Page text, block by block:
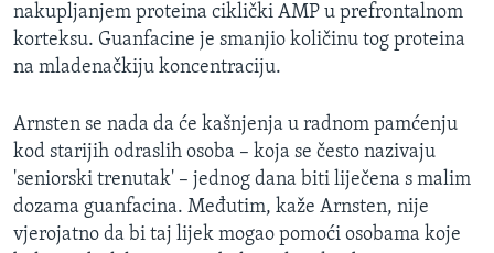
nakupljanjem proteina ciklički AMP u prefrontalnom
korteksu. Guanfacine je smanjio količinu tog proteina
na mladenačkiju koncentraciju.
Arnsten se nada da će kašnjenja u radnom pamćenju
kod starijih odraslih osoba – koja se često nazivaju
'seniorski trenutak' – jednog dana biti liječena s malim
dozama guanfacina. Međutim, kaže Arnsten, nije
vjerojatno da bi taj lijek mogao pomoći osobama koje